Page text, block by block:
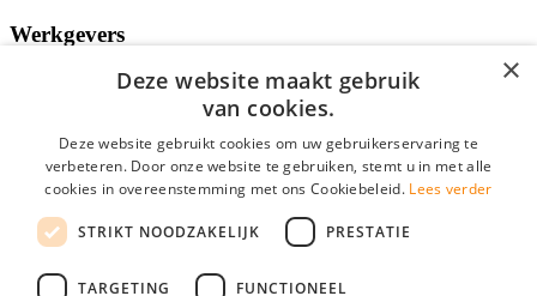
Werkgevers
Het concept
Contractvormen
Brochure aanvragen
Vacature aanmelden
F.A.Q.
Partners
×
Deze website maakt gebruik
van cookies.
Deze website gebruikt cookies om uw gebruikerservaring te
verbeteren. Door onze website te gebruiken, stemt u in met alle
cookies in overeenstemming met ons Cookiebeleid. Lees verder
STRIKT NOODZAKELIJK PRESTATIE
TARGETING FUNCTIONEEL